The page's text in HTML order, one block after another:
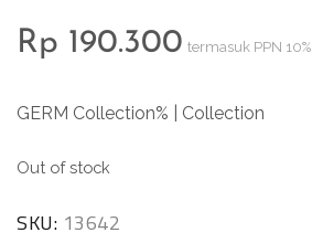
Rp 190.300 termasuk PPN 10%
GERM Collection% | Collection
Out of stock
SKU: 13642